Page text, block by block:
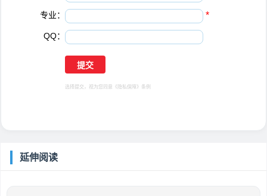
专业： *
QQ：
选择提交，视为您同意 《隐私保障》 条例
延伸阅读